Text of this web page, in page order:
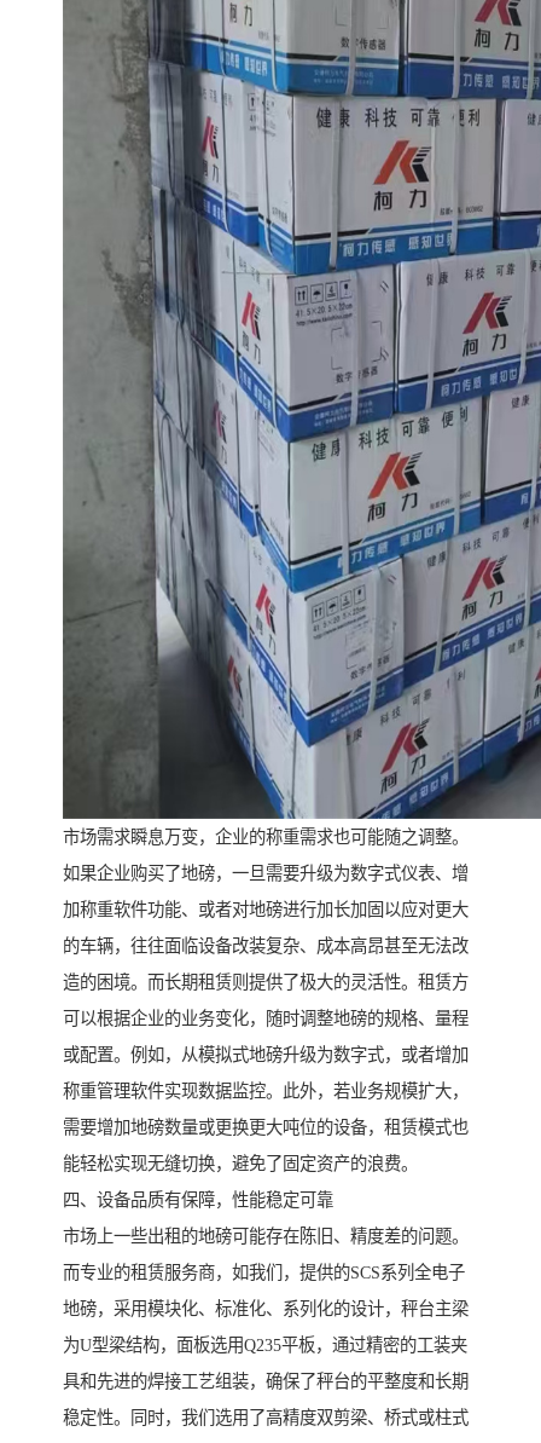
市场需求瞬息万变，企业的称重需求也可能随之调整。
如果企业购买了地磅，一旦需要升级为数字式仪表、增
加称重软件功能、或者对地磅进行加长加固以应对更大
的车辆，往往面临设备改装复杂、成本高昂甚至无法改
造的困境。而长期租赁则提供了极大的灵活性。租赁方
可以根据企业的业务变化，随时调整地磅的规格、量程
或配置。例如，从模拟式地磅升级为数字式，或者增加
称重管理软件实现数据监控。此外，若业务规模扩大，
需要增加地磅数量或更换更大吨位的设备，租赁模式也
能轻松实现无缝切换，避免了固定资产的浪费。
四、设备品质有保障，性能稳定可靠
市场上一些出租的地磅可能存在陈旧、精度差的问题。
而专业的租赁服务商，如我们，提供的SCS系列全电子
地磅，采用模块化、标准化、系列化的设计，秤台主梁
为U型梁结构，面板选用Q235平板，通过精密的工装夹
具和先进的焊接工艺组装，确保了秤台的平整度和长期
稳定性。同时，我们选用了高精度双剪梁、桥式或柱式